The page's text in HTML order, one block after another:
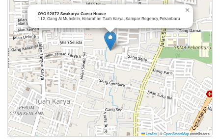
OYO 92872 Swakarya Guest House
112, Gang Al Muhsinin, Kelurahan Tuah Karya, Kampar Regency, Pekanbaru
×
Leaflet|©OpenStreetMapcontributors